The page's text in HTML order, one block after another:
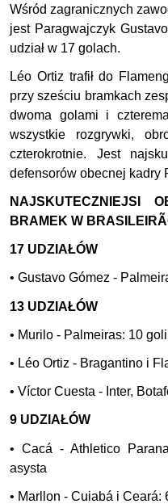
Wśród zagranicznych
jest Paragwajczyk
udział w 17 golach.
Léo Ortiz trafił do
przy sześciu bramkach
dwoma golami i
wszystkie rozgrywki,
czterokrotnie. Jest
defensorów obecnej kadry
NAJSKUTECZNIEJSI
BRAMEK W
17 UDZIAŁÓW
• Gustavo Gómez -
13 UDZIAŁÓW
• Murilo - Palmeiras: 10
• Léo Ortiz - Bragantino i
• Víctor Cuesta - Inter,
9 UDZIAŁÓW
• Cacá - Athletico
asysta
• Marllon - Cuiabá i Ceará: